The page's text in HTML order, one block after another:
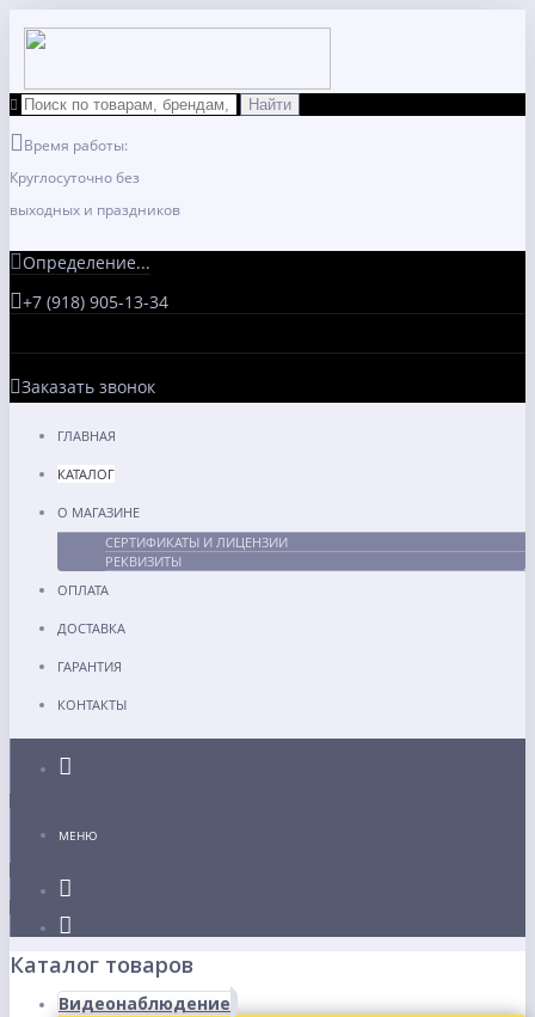
Время работы:
Круглосуточно без
выходных и праздников
Определение...
+7 (918) 905-13-34
Заказать звонок
ГЛАВНАЯ
КАТАЛОГ
О МАГАЗИНЕ
СЕРТИФИКАТЫ И ЛИЦЕНЗИИ
РЕКВИЗИТЫ
ОПЛАТА
ДОСТАВКА
ГАРАНТИЯ
КОНТАКТЫ
МЕНЮ
Каталог товаров
Видеонаблюдение